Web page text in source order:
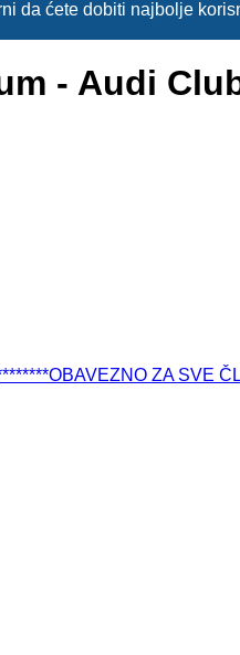
da ćete dobiti najbolje
- Audi
ZA SVE